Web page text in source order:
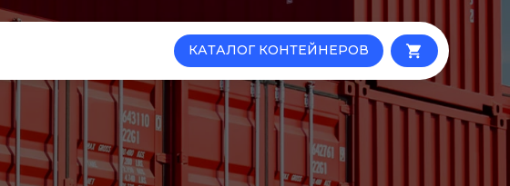
КАТАЛОГ КОНТЕЙНЕРОВ local_grocery_store